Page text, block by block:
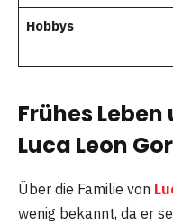
Hobbys
Frühes
Luca Leon
Über die Familie von
wenig bekannt, da er